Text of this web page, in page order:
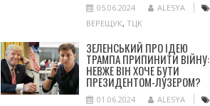
05.06.2024
ALESYA
ВЕРЕЩУК, ТЦК
ЗЕЛЕНСЬКИЙ ПРО ІДЕЮ
ТРАМПА ПРИПИНИТИ ВІЙНУ:
НЕВЖЕ ВІН ХОЧЕ БУТИ
ПРЕЗИДЕНТОМ-ЛУЗЕРОМ?
01.06.2024
ALESYA